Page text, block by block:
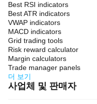
Best RSI indicators
Best ATR indicators
VWAP indicators
MACD indicators
Grid trading tools
Risk reward calculator
Margin calculators
Trade manager panels
더 보기
사업체 및 판매자